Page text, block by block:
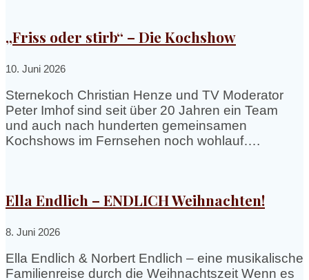
„Friss oder stirb“ – Die Kochshow
10. Juni 2026
Sternekoch Christian Henze und TV Moderator
Peter Imhof sind seit über 20 Jahren ein Team
und auch nach hunderten gemeinsamen
Kochshows im Fernsehen noch wohlauf….
Ella Endlich – ENDLICH Weihnachten!
8. Juni 2026
Ella Endlich & Norbert Endlich – eine musikalische
Familienreise durch die Weihnachtszeit Wenn es